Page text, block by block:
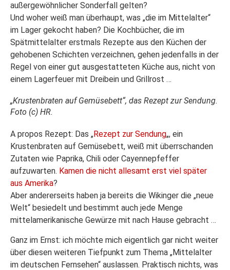
außergewöhnlicher Sonderfall gelten?
Und woher weiß man überhaupt, was „die im Mittelalter“
im Lager gekocht haben? Die Kochbücher, die im
Spätmittelalter erstmals Rezepte aus den Küchen der
gehobenen Schichten verzeichnen, gehen jedenfalls in der
Regel von einer gut ausgestatteten Küche aus, nicht von
einem Lagerfeuer mit Dreibein und Grillrost …
„Krustenbraten auf Gemüsebett“, das Rezept zur Sendung.
Foto (c) HR.
A propos Rezept: Das „Rezept zur Sendung„, ein
Krustenbraten auf Gemüsebett, weiß mit überrschanden
Zutaten wie Paprika, Chili oder Cayennepfeffer
aufzuwarten. Kamen die nicht allesamt erst viel später
aus Amerika?
Aber andererseits haben ja bereits die Wikinger die „neue
Welt“ besiedelt und bestimmt auch jede Menge
mittelamerikanische Gewürze mit nach Hause gebracht …
Ganz im Ernst: ich möchte mich eigentlich gar nicht weiter
über diesen weiteren Tiefpunkt zum Thema „Mittelalter
im deutschen Fernsehen“ auslassen. Praktisch nichts, was